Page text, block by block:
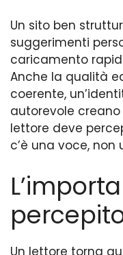
Un sito ben
suggerimenti
caricamento
Anche la qualità
coerente,
autorevole
lettore deve
c’è una voce, non
Un lettore torna